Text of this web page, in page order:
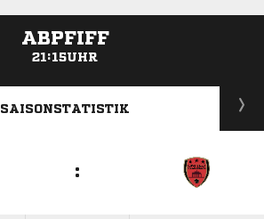
ABPFIFF
21:15UHR
ANZEIGE
SAISONSTATISTIK
: